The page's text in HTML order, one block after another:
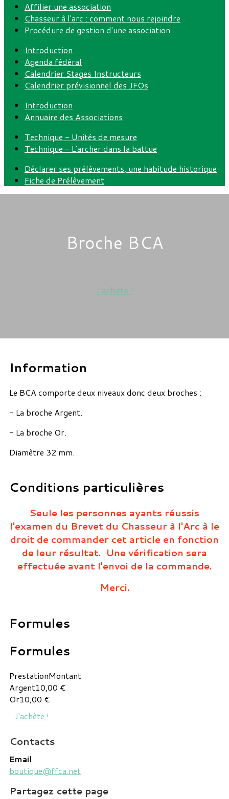
Affilier une association
Chasseur à l'arc : comment nous rejoindre
Procédure de gestion d'une association
Introduction
Agenda fédéral
Calendrier Stages Instructeurs
Calendrier prévisionnel des JFOs
Introduction
Annuaire des Associations
Technique - Unités de mesure
Technique - L'archer dans la battue
Déclarer ses prélèvements, une habitude historique
Fiche de Prélèvement
Broche BCA
J'achète !
Information
Le BCA comporte deux niveaux donc deux broches :
- La broche Argent.
- La broche Or.
Diamètre 32 mm.
Conditions particulières
Seule les personnes ayants réussis
l'examen du Brevet du Chasseur à l'Arc à le
droit de commander cet article en fonction
de leur résultat. Une vérification sera
effectuée avant l'envoi de la commande.
Merci.
Formules
Formules
PrestationMontant
Argent10,00 €
Or10,00 €
J'achète !
Contacts
Email
boutique@ffca.net
Partagez cette page